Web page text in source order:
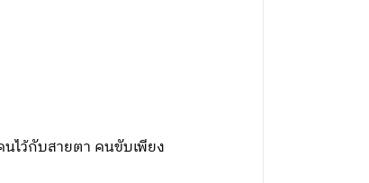
ไว้กับสายตา คนขับเพียง